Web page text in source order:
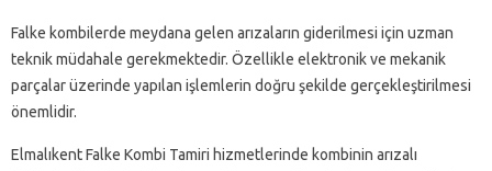
Falke kombilerde meydana gelen arızaların giderilmesi için uzman
teknik müdahale gerekmektedir. Özellikle elektronik ve mekanik
parçalar üzerinde yapılan işlemlerin doğru şekilde gerçekleştirilmesi
önemlidir.
Elmalıkent Falke Kombi Tamiri hizmetlerinde kombinin arızalı